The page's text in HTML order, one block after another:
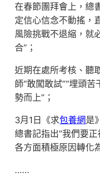
在春節團拜會上，總
定信心信念不動搖，
風險挑戰不退縮，就
合”；
近期在處所考核、聽
師“敢闖敢試”“埋頭苦
勢而上”；
3月1日《求包養網是
總書記指出“我們要
各方面積極原因轉化
……